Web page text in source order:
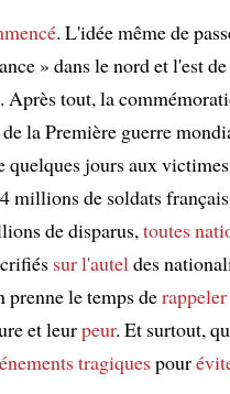
. L'idée même de
» dans le nord et l'est
Après tout, la
la Première guerre
quelques jours aux
millions de soldats français
de disparus,toutes
sur l'auteldes
le temps derappeler
et leurpeur. Et surtout,
tragiquespour